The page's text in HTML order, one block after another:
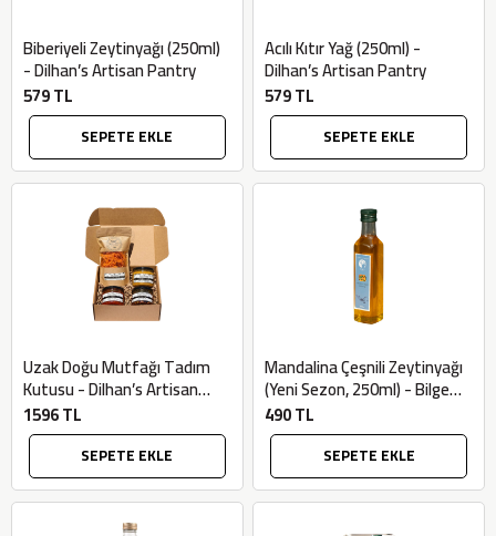
Biberiyeli Zeytinyağı (250ml)
- Dilhan’s Artisan Pantry
579 TL
SEPETE EKLE
Acılı Kıtır Yağ (250ml) -
Dilhan’s Artisan Pantry
579 TL
SEPETE EKLE
Uzak Doğu Mutfağı Tadım
Kutusu - Dilhan’s Artisan
Pantry
1596 TL
SEPETE EKLE
Mandalina Çeşnili Zeytinyağı
(Yeni Sezon, 250ml) - Bilgem
Zeytincilik
490 TL
SEPETE EKLE